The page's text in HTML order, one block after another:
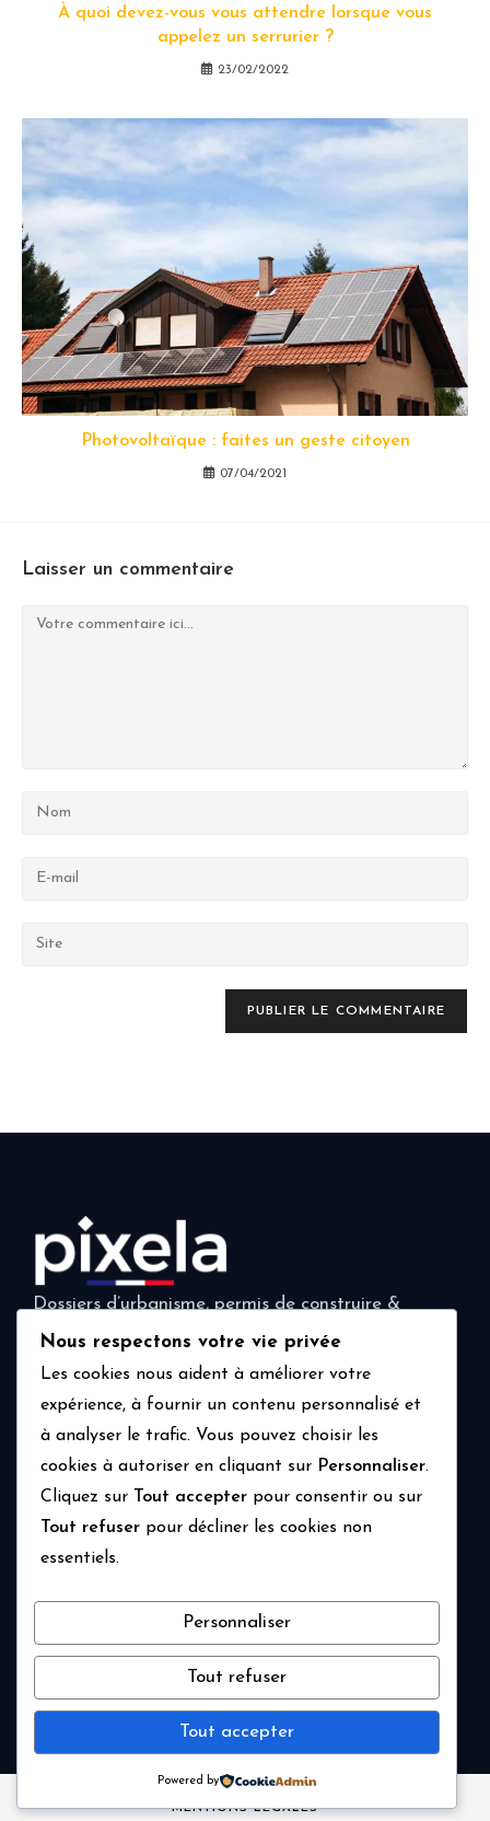
À quoi devez-vous vous attendre lorsque vous
appelez un serrurier ?
23/02/2022
Photovoltaïque : faites un geste citoyen
07/04/2021
Laisser un commentaire
Dossiers d’urbanisme, permis de construire &
déclarations préalables. Rendus 3D inclus, partout
en France.
Navigation
Prestations
Tarifs
Réalisations
Actualités
Politique de confidentialité
Contact
MENTIONS LÉGALES
Nous respectons votre vie privée
Les cookies nous aident à améliorer votre
expérience, à fournir un contenu personnalisé et
à analyser le trafic. Vous pouvez choisir les
cookies à autoriser en cliquant sur Personnaliser.
Cliquez sur
Tout accepter pour consentir ou sur
Tout refuser pour décliner les cookies non
essentiels.
Personnaliser
Tout refuser
Tout accepter
Powered by